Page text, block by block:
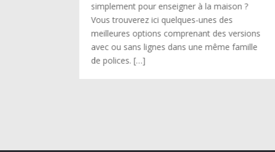
simplement pour enseigner à la maison ?
Vous trouverez ici quelques-unes des
meilleures options comprenant des versions
avec ou sans lignes dans une même famille
de polices. […]